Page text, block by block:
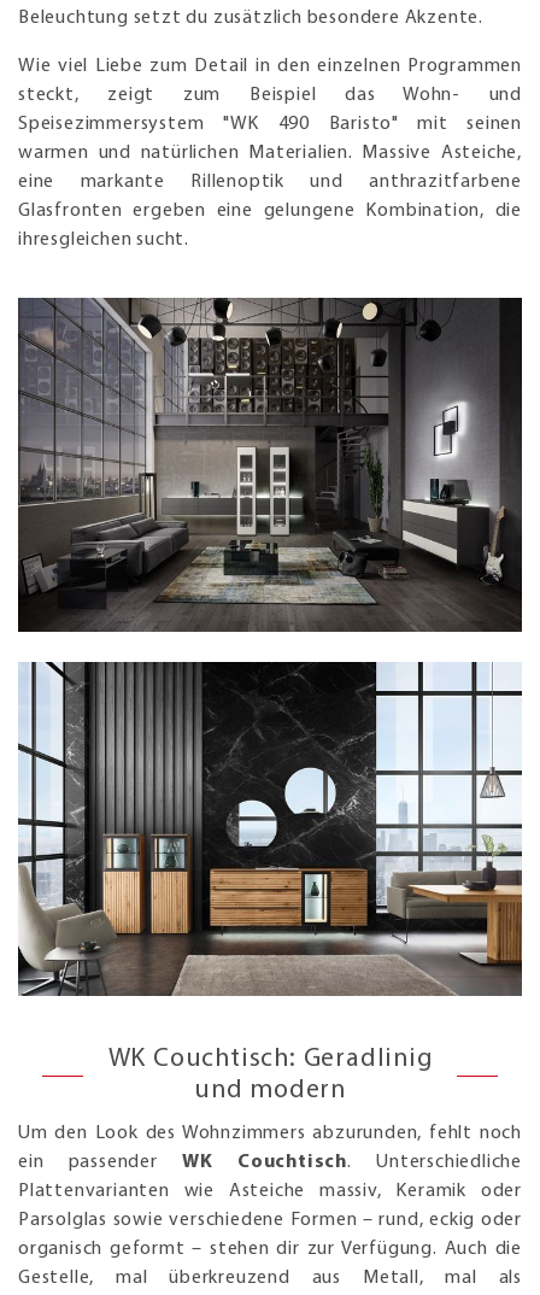
Beleuchtung setzt du zusätzlich besondere Akzente.
Wie viel Liebe zum Detail in den einzelnen Programmen
steckt, zeigt zum Beispiel das Wohn- und
Speisezimmersystem "WK 490 Baristo" mit seinen
warmen und natürlichen Materialien. Massive Asteiche,
eine markante Rillenoptik und anthrazitfarbene
Glasfronten ergeben eine gelungene Kombination, die
ihresgleichen sucht.
WK Couchtisch: Geradlinig
und modern
Um den Look des Wohnzimmers abzurunden, fehlt noch
ein passenderWK Couchtisch. Unterschiedliche
Plattenvarianten wie Asteiche massiv, Keramik oder
Parsolglas sowie verschiedene Formen – rund, eckig oder
organisch geformt – stehen dir zur Verfügung. Auch die
Gestelle, mal überkreuzend aus Metall, mal als